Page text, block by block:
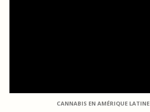
CANNABIS EN AMÉRIQUE LATINE